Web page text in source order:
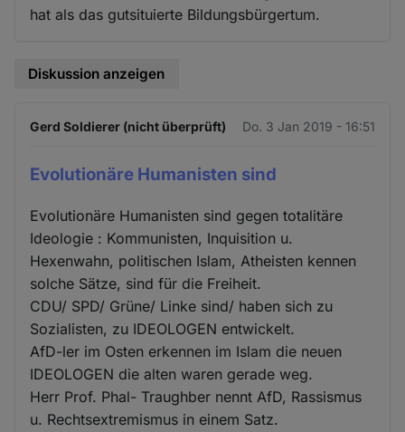
hat als das gutsituierte Bildungsbürgertum.
Diskussion anzeigen
Gerd Soldierer (nicht überprüft) Do. 3 Jan 2019 - 16:51
Evolutionäre Humanisten sind
Evolutionäre Humanisten sind gegen totalitäre
Ideologie : Kommunisten, Inquisition u.
Hexenwahn, politischen Islam, Atheisten kennen
solche Sätze, sind für die Freiheit.
CDU/ SPD/ Grüne/ Linke sind/ haben sich zu
Sozialisten, zu IDEOLOGEN entwickelt.
AfD-ler im Osten erkennen im Islam die neuen
IDEOLOGEN die alten waren gerade weg.
Herr Prof. Phal- Traughber nennt AfD, Rassismus
u. Rechtsextremismus in einem Satz.